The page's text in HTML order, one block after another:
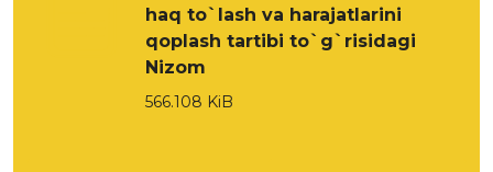
haq to`lash va harajatlarini
qoplash tartibi to`g`risidagi
Nizom
566.108 KiB